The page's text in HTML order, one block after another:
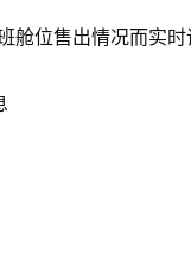
舱位售出情况而实